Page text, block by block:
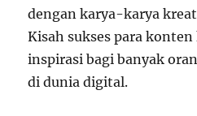
dengan karya-karya
Kisah sukses para
inspirasi bagi banyak
di dunia digital.